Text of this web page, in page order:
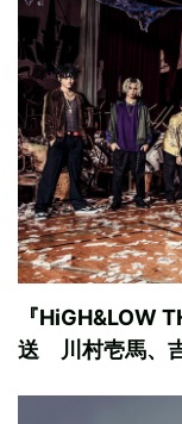
『HiGH&LOW
送 川村壱馬、